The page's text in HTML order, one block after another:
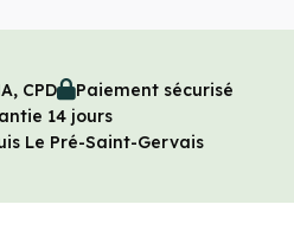
CPD
Paiement sécurisé
14 jours
Le Pré-Saint-Gervais